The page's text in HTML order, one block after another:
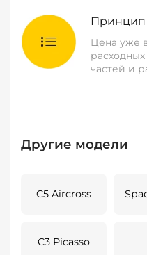
Принцип
Цена уже
частей и
Другие модели
C5 Aircross
C3 Picasso